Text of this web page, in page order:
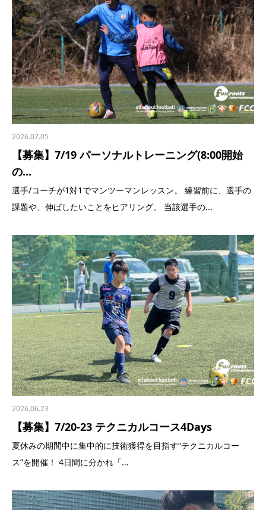
2026.07.05
【募集】7/19 パーソナルトレーニング(8:00開始
の...
選手/コーチが1対1でマンツーマンレッスン。 練習前に、選手の
課題や、伸ばしたいことをヒアリング。 当該選手の...
2026.06.23
【募集】7/20-23 テクニカルコース4Days
夏休みの期間中に集中的に技術獲得を目指す”テクニカルコー
ス”を開催！ 4日間に分かれ「...